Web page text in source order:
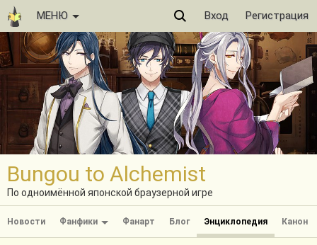
МЕНЮ Вход Регистрация
Bungou to Alchemist
По одноимённой японской браузерной игре
Новости Фанфики Фанарт Блог Энциклопедия Канон